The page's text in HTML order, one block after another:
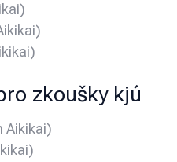
zkoušky kjú
Aikikai)